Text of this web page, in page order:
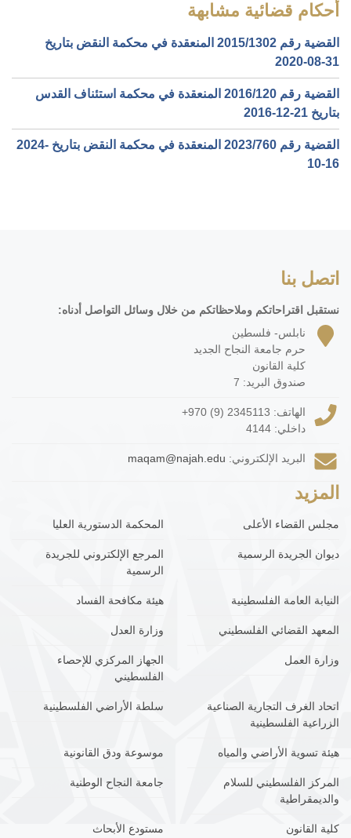
أحكام قضائية مشابهة
القضية رقم ‎1302‏/‎2015‏ المنعقدة في محكمة النقض بتاريخ
‎2020-08-31‏
القضية رقم ‎120‏/‎2016‏ المنعقدة في محكمة استئناف القدس
بتاريخ ‎2016-12-21‏
القضية رقم ‎760‏/‎2023‏ المنعقدة في محكمة النقض بتاريخ ‎2024-
10-16‏
اتصل بنا
نستقبل اقتراحاتكم وملاحظاتكم من خلال وسائل التواصل أدناه:
نابلس- فلسطين
حرم جامعة النجاح الجديد
كلية القانون
صندوق البريد: 7
الهاتف: +970 (9) 2345113
داخلي: 4144
البريد الإلكتروني: maqam@najah.edu
المزيد
مجلس القضاء الأعلى المحكمة الدستورية العليا
ديوان الجريدة الرسمية
المرجع الإلكتروني للجريدة
الرسمية
النيابة العامة الفلسطينية هيئة مكافحة الفساد
المعهد القضائي الفلسطيني وزارة العدل
وزارة العمل
الجهاز المركزي للإحصاء
الفلسطيني
اتحاد الغرف التجارية الصناعية
الزراعية الفلسطينية
سلطة الأراضي الفلسطينية
هيئة تسوية الأراضي والمياه موسوعة ودق القانونية
المركز الفلسطيني للسلام
والديمقراطية
جامعة النجاح الوطنية
كلية القانون مستودع الأبحاث